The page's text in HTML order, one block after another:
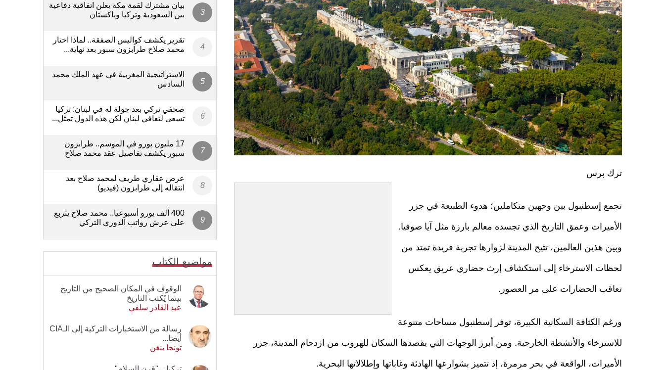
ترك برس
تجمع إسطنبول بين وجهين متكاملين؛ هدوء الطبيعة في جزر
الأميرات وعمق التاريخ الذي تجسده معالم بارزة مثل آيا صوفيا.
وبين هذين العالمين، تتيح المدينة لزوارها تجربة فريدة تمتد من
لحظات الاسترخاء إلى استكشاف إرث حضاري عريق يعكس
تعاقب الحضارات على مر العصور.
ورغم الكثافة السكانية الكبيرة، توفر إسطنبول مساحات متنوعة
للاسترخاء والأنشطة الخارجية. ومن أبرز الوجهات التي يقصدها السكان للهروب من ازدحام المدينة، جزر
الأميرات، الواقعة في بحر مرمرة، إذ تتميز بشوارعها الهادئة وغاباتها وإطلالاتها البحرية.
بيان مشترك لقمة مكة يعلن اتفاقية دفاعية
بين السعودية وتركيا وباكستان
تقرير يكشف كواليس الصفقة.. لماذا اختار
محمد صلاح طرابزون سبور بعد نهاية...
الاستراتيجية المغربية في عهد الملك محمد
السادس
صحفي تركي بعد جولة له في لبنان: تركيا
تسعى لتعافي لبنان لكن هذه الدول تمثل...
17 مليون يورو في الموسم.. طرابزون
سبور يكشف تفاصيل عقد محمد صلاح
عرض عقاري طريف لمحمد صلاح بعد
انتقاله إلى طرابزون (فيديو)
400 ألف يورو أسبوعيا.. محمد صلاح يتربع
على عرش رواتب الدوري التركي
مواضيع الكتاب
الوقوف في المكان الصحيح من التاريخ
بينما يُكتب التاريخ
عبد القادر سلفي
رسالة من الاستخبارات التركية إلى الـCIA
أيضا...
تونجا بنغن